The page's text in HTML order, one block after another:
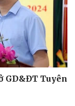
GD&ĐT Tuyên